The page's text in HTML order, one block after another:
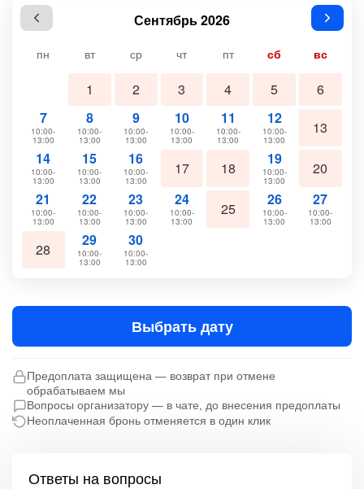
Сентябрь 2026
пн вт ср чт пт сб вс
1 2 3 4 5
6
7
10:00-
13:00
8
10:00-
13:00
9
10:00-
13:00
10
10:00-
13:00
11
10:00-
13:00
12
10:00-
13:00
13
14
10:00-
13:00
15
10:00-
13:00
16
10:00-
13:00
17 18
19
10:00-
13:00
20
21
10:00-
13:00
22
10:00-
13:00
23
10:00-
13:00
24
10:00-
13:00
25
26
10:00-
13:00
27
10:00-
13:00
28
29
10:00-
13:00
30
10:00-
13:00
Выбрать дату
Предоплата защищена — возврат при отмене
обрабатываем мы
Вопросы организатору — в чате, до внесения предоплаты
Неоплаченная бронь отменяется в один клик
Ответы на вопросы